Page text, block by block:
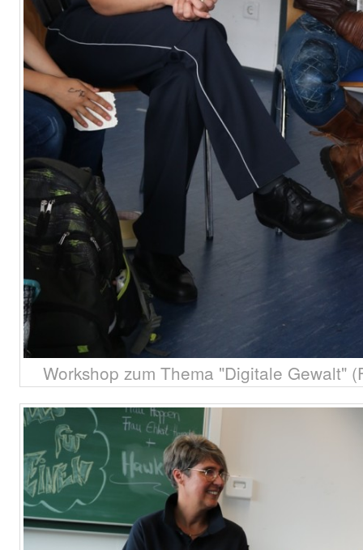
Workshop zum Thema "Digitale Gewalt"